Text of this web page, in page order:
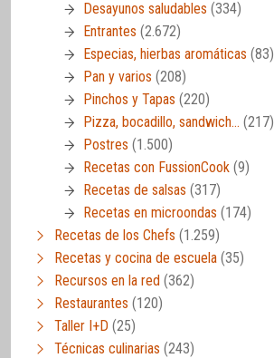
Desayunos saludables (334)
Entrantes (2.672)
Especias, hierbas aromáticas (83)
Pan y varios (208)
Pinchos y Tapas (220)
Pizza, bocadillo, sandwich… (217)
Postres (1.500)
Recetas con FussionCook (9)
Recetas de salsas (317)
Recetas en microondas (174)
Recetas de los Chefs (1.259)
Recetas y cocina de escuela (35)
Recursos en la red (362)
Restaurantes (120)
Taller I+D (25)
Técnicas culinarias (243)